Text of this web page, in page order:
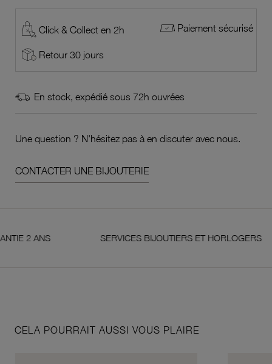
Click & Collect en 2h Paiement sécurisé
Retour 30 jours
En stock, expédié sous 72h ouvrées
Une question ? N'hésitez pas à en discuter avec nous.
CONTACTER UNE BIJOUTERIE
ANS SERVICES BIJOUTIERS ET HORLOGERS
CELA POURRAIT AUSSI VOUS PLAIRE